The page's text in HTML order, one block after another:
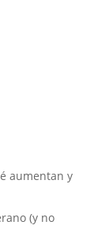
aumentan y
(y no